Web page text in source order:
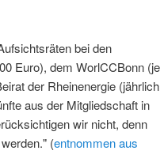
bei den
Euro), dem WorlCCBonn (je
der Rheinenergie (jährlich
aus der Mitgliedschaft in
wir nicht, denn
(entnommen aus